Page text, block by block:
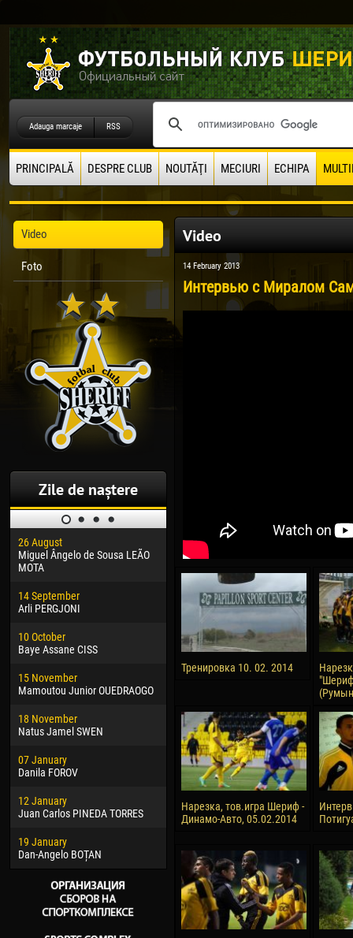
Adauga marcaje RSS
PRINCIPALĂ DESPRE CLUB NOUTĂŢI MECIURI ECHIPA
Video
Foto
Zile de naștere
26 August
Miguel Ângelo de Sousa LEÃO
MOTA
14 September
Arli PERGJONI
10 October
Baye Assane CISS
15 November
Mamoutou Junior OUEDRAOGO
18 November
Natus Jamel SWEN
07 January
Danila FOROV
12 January
Juan Carlos PINEDA TORRES
19 January
Dan-Angelo BOȚAN
30 January
Dhoraso Moreo KLAS
24 February
Vladislav COSTIN
Veaceslav COZMA
09 March
Emmanuel AFETSE
Jayder Moreno ASPRILLA
22 March
Samba KONÉ
26 March
Vitor Hugo Morais de OLIVEIRA
04
13
24
15
28
10
15
Video
14 February 2013
Интервью с Миралом
Тренировка 10. 02. 2014
Нарезка, тов.игра Шериф -
Динамо-Авто, 05.02.2014